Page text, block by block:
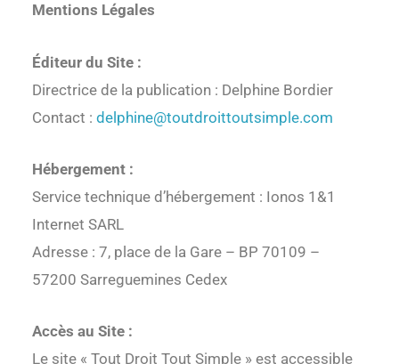
Mentions Légales
Éditeur du Site :
Directrice de la publication : Delphine Bordier
Contact :delphine@toutdroittoutsimple.com
Hébergement :
Service technique d’hébergement : Ionos 1&1
Internet SARL
Adresse : 7, place de la Gare – BP 70109 –
57200 Sarreguemines Cedex
Accès au Site :
Le site « Tout Droit Tout Simple » est accessible